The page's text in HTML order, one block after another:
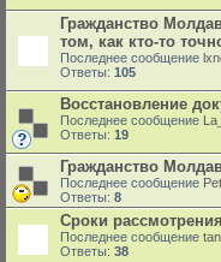
Гражданство
том, как кто-то
Последнее сообщение
Ответы: 105
Восстановление
Последнее сообщение
Ответы: 19
Гражданство
Последнее сообщение
Ответы: 8
Сроки
Последнее сообщение
Ответы: 38